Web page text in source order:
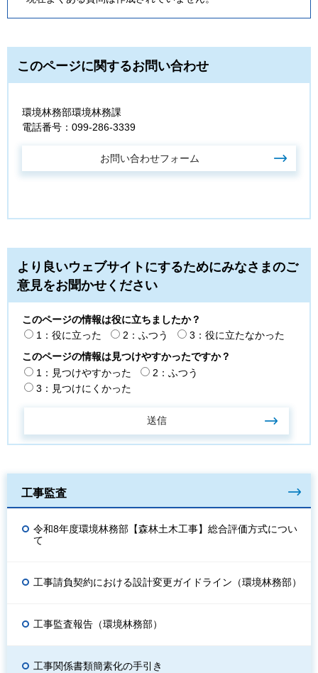
このページに関するお問い合わせ
環境林務部環境林務課
電話番号：099-286-3339
より良いウェブサイトにするためにみなさまのご
意見をお聞かせください
このページの情報は役に立ちましたか？
1：役に立った
2：ふつう
3：役に立たなかった
このページの情報は見つけやすかったですか？
1：見つけやすかった
2：ふつう
3：見つけにくかった
工事監査
令和8年度環境林務部【森林土木工事】総合評価方式につい
て
工事請負契約における設計変更ガイドライン（環境林務部）
工事監査報告（環境林務部）
工事関係書類簡素化の手引き